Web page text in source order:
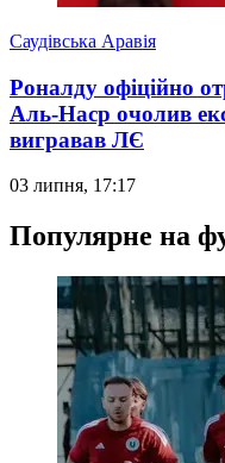
Саудівська Аравія
Роналду офіційно
Аль-Наср очолив
вигравав ЛЄ
03 липня, 17:17
Популярне на